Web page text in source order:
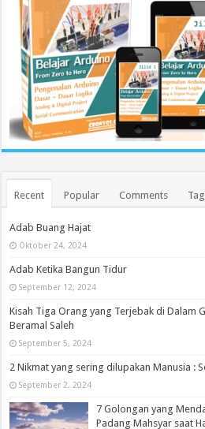
Recent Popular Comments
Adab Buang Hajat
Oktober 24, 2024
Adab Ketika Bangun Tidur
September 12, 2024
Kisah Tiga Orang yang Terjebak di Dalam
Beramal Saleh
September 5, 2024
2 Nikmat yang sering dilupakan Manusia :
September 2, 2024
7 Golongan yang
Padang Mahsyar saat